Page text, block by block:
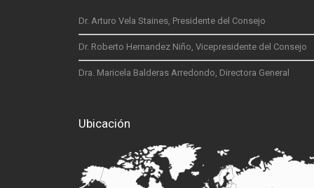
Dr. Arturo Vela Staines, Presidente del Consejo
Dr. Roberto Hernandez Niño, Vicepresidente del Consejo
Dra. Maricela Balderas Arredondo, Directora General
Ubicación